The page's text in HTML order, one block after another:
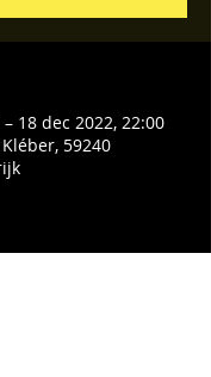
18 dec 2022, 22:00
59240